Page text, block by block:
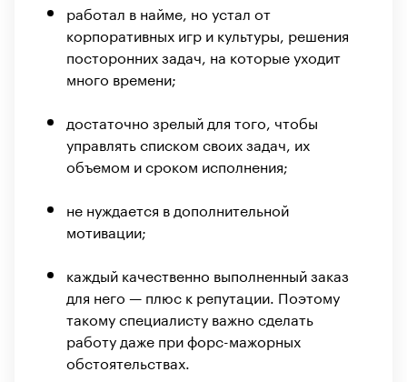
работал в найме, но устал от
корпоративных игр и культуры, решения
посторонних задач, на которые уходит
много времени;
достаточно зрелый для того, чтобы
управлять списком своих задач, их
объемом и сроком исполнения;
не нуждается в дополнительной
мотивации;
каждый качественно выполненный заказ
для него — плюс к репутации. Поэтому
такому специалисту важно сделать
работу даже при форс-мажорных
обстоятельствах.